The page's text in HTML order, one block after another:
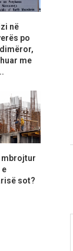
në
po
me
mbrojtur
e
sot?